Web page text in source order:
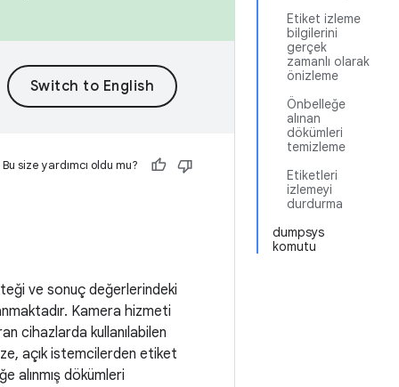
Etiket izleme
bilgilerini
gerçek
zamanlı olarak
önizleme
Önbelleğe
alınan
dökümleri
temizleme
Etiketleri
izlemeyi
durdurma
dumpsys
komutu
Bu size yardımcı oldu mu?
ve sonuç değerlerindeki
Kamera hizmeti
cihazlarda kullanılabilen
açık istemcilerden etiket
alınmış dökümleri